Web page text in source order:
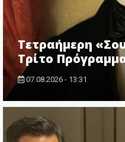
Τετραήμερη
Τρίτο
07.08.2026 - 13:31